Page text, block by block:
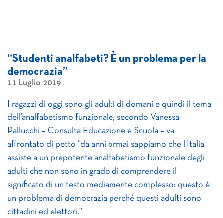
“Studenti analfabeti? È un problema per la
democrazia”
11 Luglio 2019
I ragazzi di oggi sono gli adulti di domani e quindi il tema
dell’analfabetismo funzionale, secondo Vanessa
Pallucchi – Consulta Educazione e Scuola – va
affrontato di petto “da anni ormai sappiamo che l’Italia
assiste a un prepotente analfabetismo funzionale degli
adulti che non sono in grado di comprendere il
significato di un testo mediamente complesso: questo è
un problema di democrazia perché questi adulti sono
cittadini ed elettori.”